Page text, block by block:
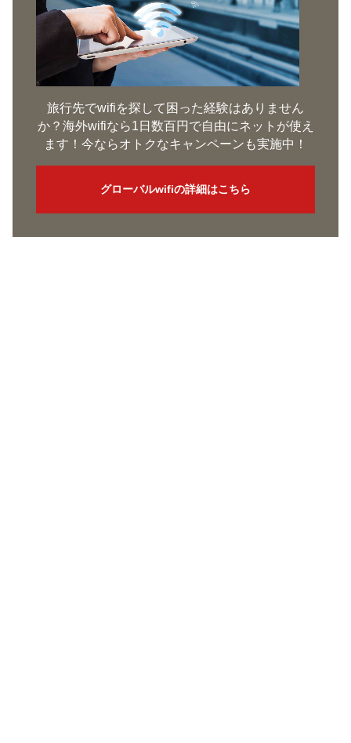
旅行先でwifiを探して困った経験はありません
か？海外wifiなら1日数百円で自由にネットが使え
ます！今ならオトクなキャンペーンも実施中！
グローバルwifiの詳細はこちら